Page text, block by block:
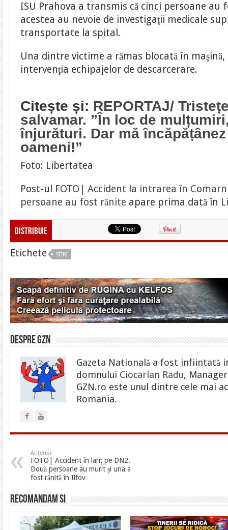
ISU Prahova a transmis că cinci persoane
acestea au nevoie de investigaţii medicale
transportate la spital.
Una dintre victime a rămas blocată în
intervenţia echipajelor de descarcerare.
Citește și: REPORTAJ/
salvamar. ”În loc de
înjurături. Dar mă
oameni!”
Foto: Libertatea
Post-ul FOTO| Accident la intrarea în
persoane au fost rănite apare prima dată în
Distribuie
Etichete STIRI
Despre gzn
Gazeta Natională a fost infiintată
domnului Ciocarlan Radu,
GZN.ro este unul dintre cele mai
Romania.
Anterior
FOTO| Accident în lanț pe DN2.
Două persoane au murit și una a
fost rănită în Ilfov
Recomandam si